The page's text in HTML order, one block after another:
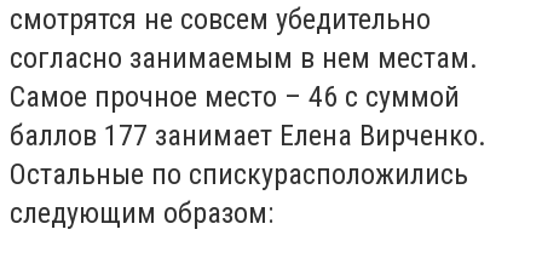
смотрятся не совсем убедительно
согласно занимаемым в нем местам.
Самое прочное место – 46 с суммой
баллов 177 занимает Елена Вирченко.
Остальные по спискурасположились
следующим образом: